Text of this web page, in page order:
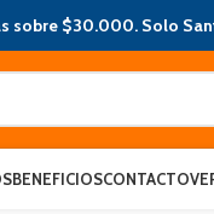
sobre $30.000. Solo
BENEFICIOSCONTACTO